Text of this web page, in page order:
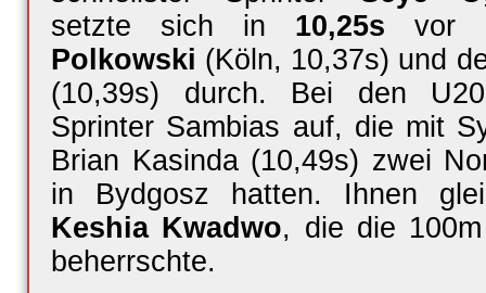
setzte sich in 10,25s vor
Polkowski (Köln, 10,37s) und
(10,39s) durch. Bei den
Sprinter Sambias auf, die mit
Brian Kasinda (10,49s) zwei
in Bydgosz hatten. Ihnen
Keshia Kwadwo, die die
beherrschte.